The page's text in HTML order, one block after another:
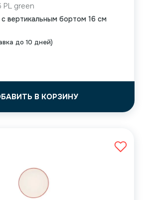
до 10 дней)
PL green
с вертикальным бортом 16 см
В КОРЗИНУ